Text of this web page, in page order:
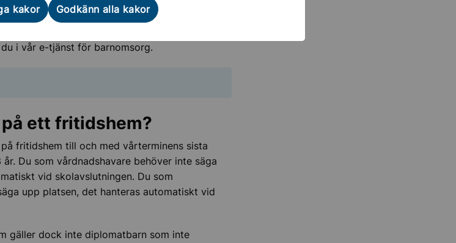
kakor Godkänn alla kakor
rätt avgift
i vår e-tjänst för barnomsorg.
ett fritidshem?
fritidshem till och med vårterminens sista
Du som vårdnadshavare behöver inte säga
vid skolavslutningen. Du som
upp platsen, det hanteras automatiskt vid
gäller dock inte diplomatbarn som inte